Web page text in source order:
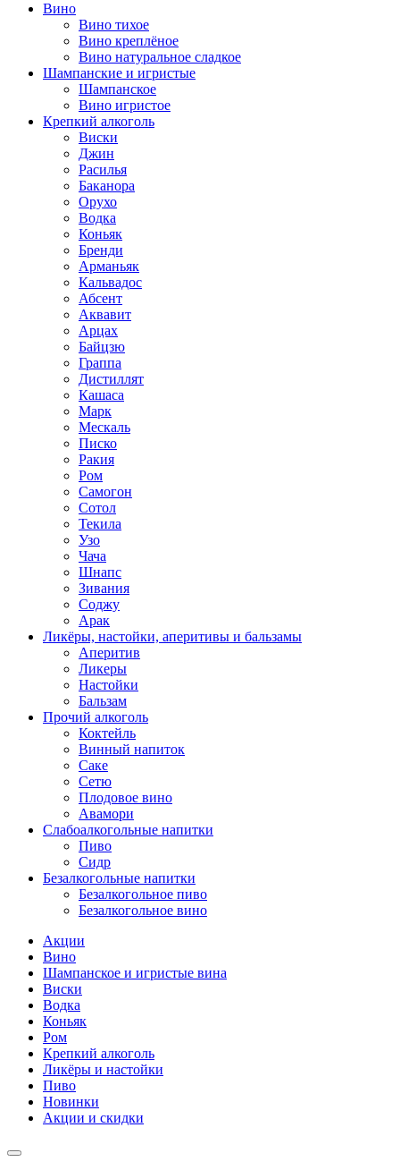
Вино
Вино тихое
Вино креплёное
Вино натуральное сладкое
Шампанские и игристые
Шампанское
Вино игристое
Крепкий алкоголь
Виски
Джин
Расилья
Баканора
Орухо
Водка
Коньяк
Бренди
Арманьяк
Кальвадос
Абсент
Аквавит
Арцах
Байцзю
Граппа
Дистиллят
Кашаса
Марк
Мескаль
Писко
Ракия
Ром
Самогон
Сотол
Текила
Узо
Чача
Шнапс
Зивания
Соджу
Арак
Ликёры, настойки, аперитивы и бальзамы
Аперитив
Ликеры
Настойки
Бальзам
Прочий алкоголь
Коктейль
Винный напиток
Саке
Сетю
Плодовое вино
Авамори
Слабоалкогольные напитки
Пиво
Сидр
Безалкогольные напитки
Безалкогольное пиво
Безалкогольное вино
Акции
Вино
Шампанское и игристые вина
Виски
Водка
Коньяк
Ром
Крепкий алкоголь
Ликёры и настойки
Пиво
Новинки
Акции и скидки